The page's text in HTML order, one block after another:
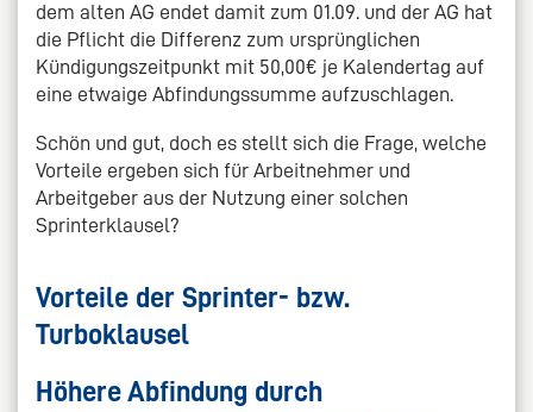
dem alten AG endet damit zum 01.09. und der AG hat
die Pflicht die Differenz zum ursprünglichen
Kündigungszeitpunkt mit 50,00€ je Kalendertag auf
eine etwaige Abfindungssumme aufzuschlagen.
Schön und gut, doch es stellt sich die Frage, welche
Vorteile ergeben sich für Arbeitnehmer und
Arbeitgeber aus der Nutzung einer solchen
Sprinterklausel?
Vorteile der Sprinter- bzw.
Turboklausel
Höhere Abfindung durch